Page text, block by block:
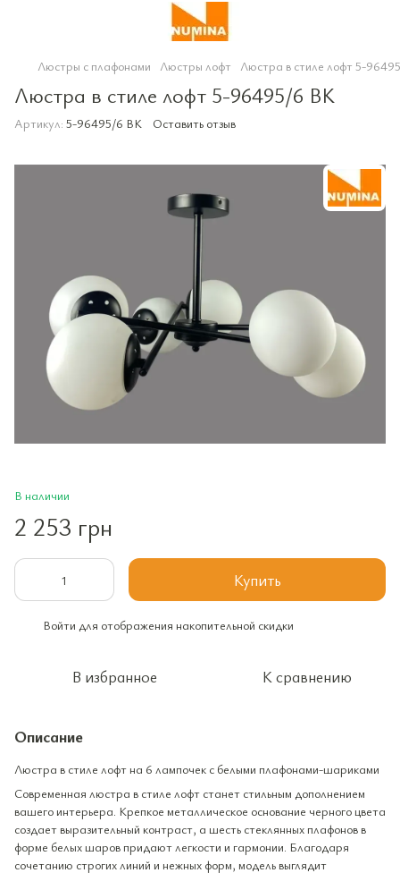
Люстры с плафонами Люстры лофт Люстра в стиле лофт 5-
Люстра в стиле лофт 5-96495/6 BK
Артикул: 5-96495/6 BK Оставить отзыв
В наличии
2 253 грн
Купить
Войти для отображения накопительной скидки
В избранное К сравнению
Описание
Люстра в стиле лофт на 6 лампочек с белыми плафонами-шариками
Современная люстра в стиле лофт станет стильным дополнением
вашего интерьера. Крепкое металлическое основание черного цвета
создает выразительный контраст, а шесть стеклянных плафонов в
форме белых шаров придают легкости и гармонии. Благодаря
сочетанию строгих линий и нежных форм, модель выглядит